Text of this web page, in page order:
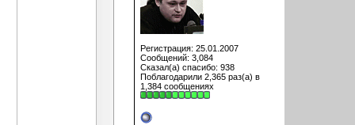
Регистрация: 25.01.2007
Сообщений: 3,084
Сказал(а) спасибо: 938
Поблагодарили 2,365 раз(а) в
1,384 сообщениях